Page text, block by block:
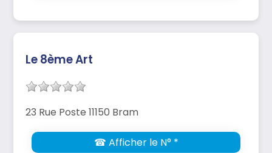
Le 8ème Art
23 Rue Poste 11150 Bram
☎ Afficher le N° *